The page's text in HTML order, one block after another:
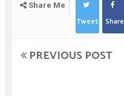
Share Me
Tweet Share
PREVIOUS POST